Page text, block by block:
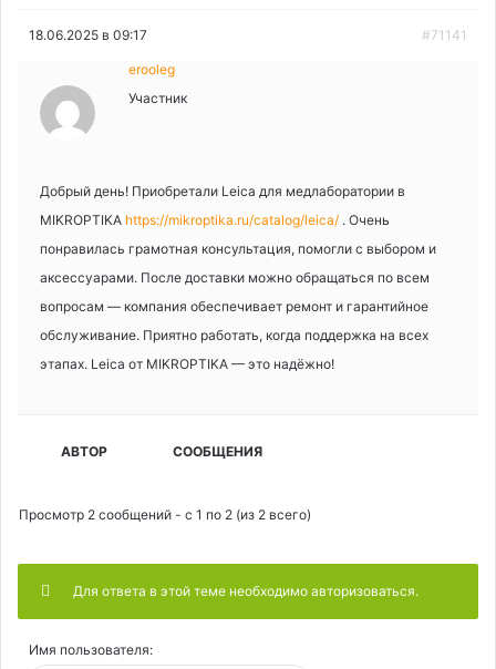
18.06.2025 в 09:17 #71141
erooleg
Участник
Добрый день! Приобретали Leica для медлаборатории в
MIKROPTIKA https://mikroptika.ru/catalog/leica/ . Очень
понравилась грамотная консультация, помогли с выбором и
аксессуарами. После доставки можно обращаться по всем
вопросам — компания обеспечивает ремонт и гарантийное
обслуживание. Приятно работать, когда поддержка на всех
этапах. Leica от MIKROPTIKA — это надёжно!
АВТОР СООБЩЕНИЯ
Просмотр 2 сообщений - с 1 по 2 (из 2 всего)
Для ответа в этой теме необходимо авторизоваться.
Имя пользователя: